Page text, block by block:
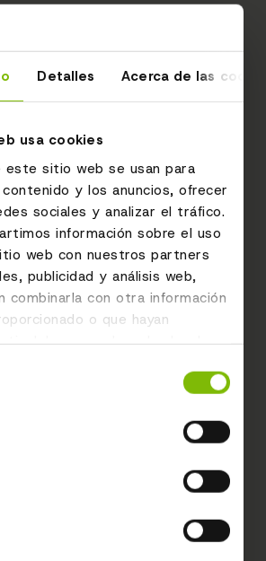
Detalles Acerca de las
usa cookies
este sitio web se usan para
y los anuncios, ofrecer
sociales y analizar el tráfico.
información sobre el uso
web con nuestros partners
publicidad y análisis web,
combinarla con otra información
o que hayan
del uso que haya hecho de